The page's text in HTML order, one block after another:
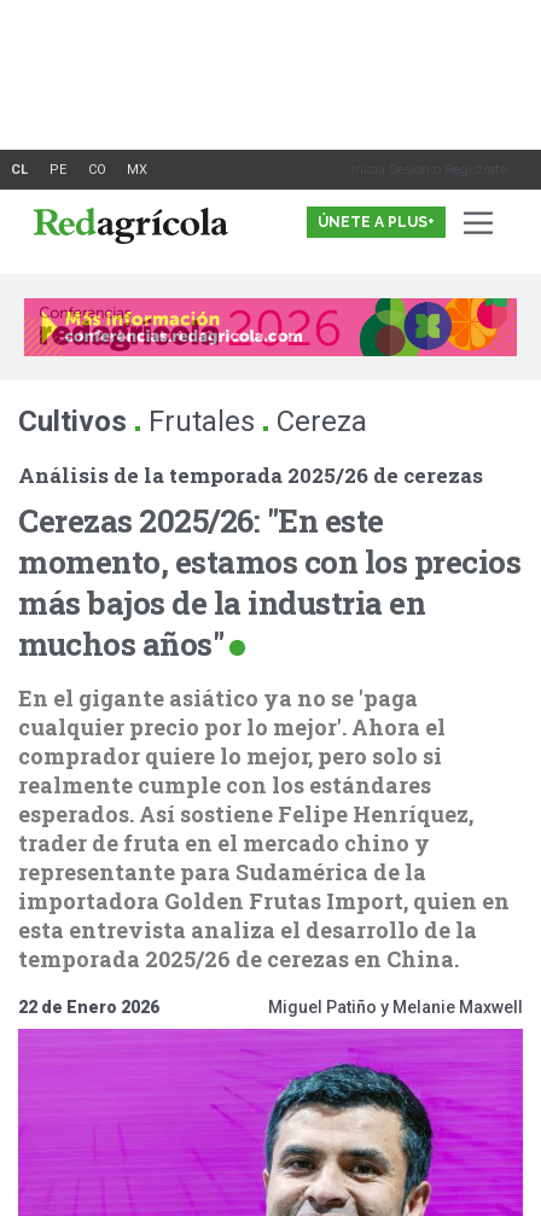
Inicia Sesión o Registrate
ÚNETE A PLUS+
Cultivos . Frutales . Cereza
Análisis de la temporada 2025/26 de cerezas
Cerezas 2025/26: "En este
momento, estamos con los precios
más bajos de la industria en
muchos años"
En el gigante asiático ya no se 'paga
cualquier precio por lo mejor'. Ahora el
comprador quiere lo mejor, pero solo si
realmente cumple con los estándares
esperados. Así sostiene Felipe Henríquez,
trader de fruta en el mercado chino y
representante para Sudamérica de la
importadora Golden Frutas Import, quien en
esta entrevista analiza el desarrollo de la
temporada 2025/26 de cerezas en China.
22 de Enero 2026 Miguel Patiño y Melanie Maxwell